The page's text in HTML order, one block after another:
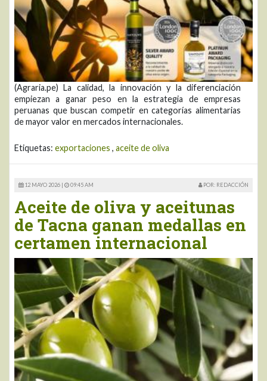
(Agraria.pe) La calidad, la innovación y la diferenciación
empiezan a ganar peso en la estrategia de empresas
peruanas que buscan competir en categorías alimentarias
de mayor valor en mercados internacionales.
Etiquetas: exportaciones , aceite de oliva
12 MAYO 2026 | 09:45 AM POR: REDACCIÓN
Aceite de oliva y aceitunas
de Tacna ganan medallas en
certamen internacional